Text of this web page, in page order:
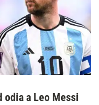
odia a Leo Messi